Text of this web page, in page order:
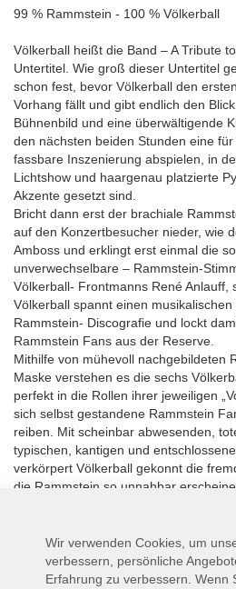
99 % Rammstein - 100 % Völkerball
Völkerball heißt die Band – A Tribute
Untertitel. Wie groß dieser Untertitel
schon fest, bevor Völkerball den
Vorhang fällt und gibt endlich den
Bühnenbild und eine überwältigende
den nächsten beiden Stunden eine
fassbare Inszenierung abspielen, in
Lichtshow und haargenau platzierte
Akzente gesetzt sind.
Bricht dann erst der brachiale
auf den Konzertbesucher nieder, wie
Amboss und erklingt erst einmal die
unverwechselbare – Rammstein-
Völkerball- Frontmanns René Anlauff,
Völkerball spannt einen
Rammstein- Discografie und lockt
Rammstein Fans aus der Reserve.
Mithilfe von mühevoll nachgebildeten
Maske verstehen es die sechs
perfekt in die Rollen ihrer jeweiligen
sich selbst gestandene Rammstein
reiben. Mit scheinbar abwesenden,
typischen, kantigen und
verkörpert Völkerball gekonnt die
die Rammstein so unnahbar
Songs wiederfindet Mitten ins Herz
Publikum - irgendwo zwischen Genie
und Ekel oder Lust und Schmerz,
Wir verwenden Cookies, um
verbessern, persönliche
Erfahrung zu verbessern. Wenn